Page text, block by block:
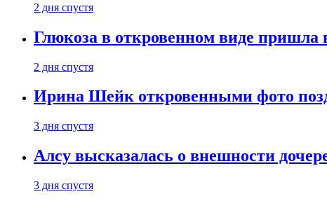
2 дня спустя
Глюкоза в откровенном виде пришла
2 дня спустя
Ирина Шейк откровенными фото
3 дня спустя
Алсу высказалась о внешности
3 дня спустя